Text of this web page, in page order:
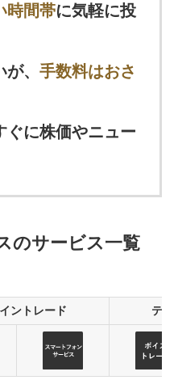
時間帯に気軽に投
、 手数料はおさ
ぐに株価やニュー
のサービス一覧
ントレード テレ